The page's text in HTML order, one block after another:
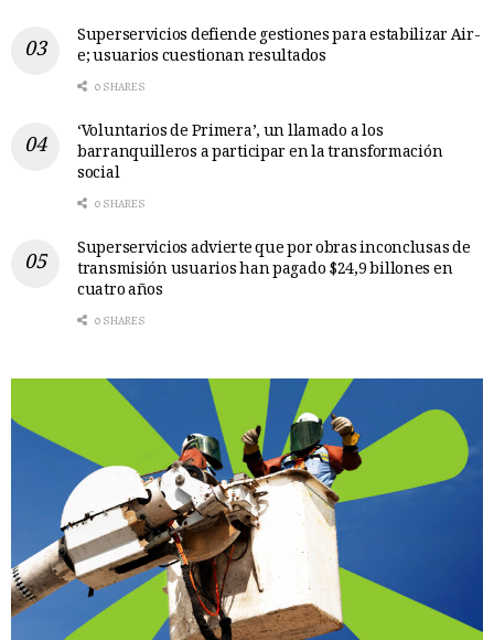
Superservicios defiende gestiones para estabilizar Air-
e; usuarios cuestionan resultados
0 SHARES
‘Voluntarios de Primera’, un llamado a los
barranquilleros a participar en la transformación
social
0 SHARES
Superservicios advierte que por obras inconclusas de
transmisión usuarios han pagado $24,9 billones en
cuatro años
0 SHARES